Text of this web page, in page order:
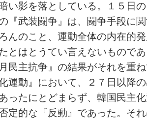
い影を落としている。１５日
『武装闘争』は、闘争手段に
んのこと、運動全体の内在的
とはとうてい言えないもので
民主抗争』の結果がそれを重
運動』において、２７日以降
ったにとどまらず、韓国民主
定的な『反動』であった。そ